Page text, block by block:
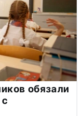
обязали